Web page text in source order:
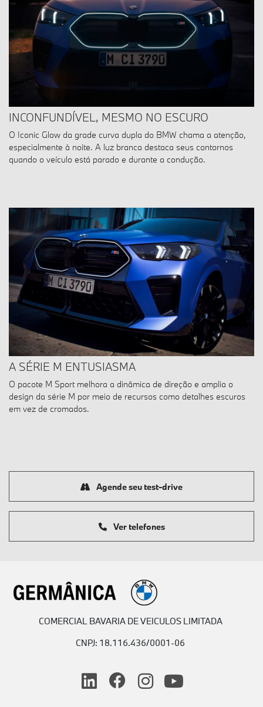
INCONFUNDÍVEL, MESMO NO ESCURO
O Iconic Glow da grade curva dupla do BMW chama a atenção,
especialmente à noite. A luz branca destaca seus contornos
quando o veículo está parado e durante a condução.
A SÉRIE M ENTUSIASMA
O pacote M Sport melhora a dinâmica de direção e amplia o
design da série M por meio de recursos como detalhes escuros
em vez de cromados.
Ver telefones
Agende seu test-drive
COMERCIAL BAVARIA DE VEICULOS LIMITADA
CNPJ: 18.116.436/0001-06